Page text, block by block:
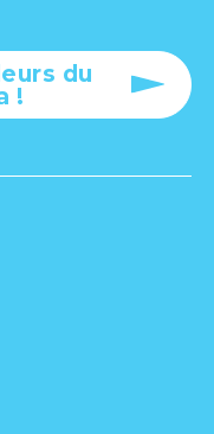
du
!